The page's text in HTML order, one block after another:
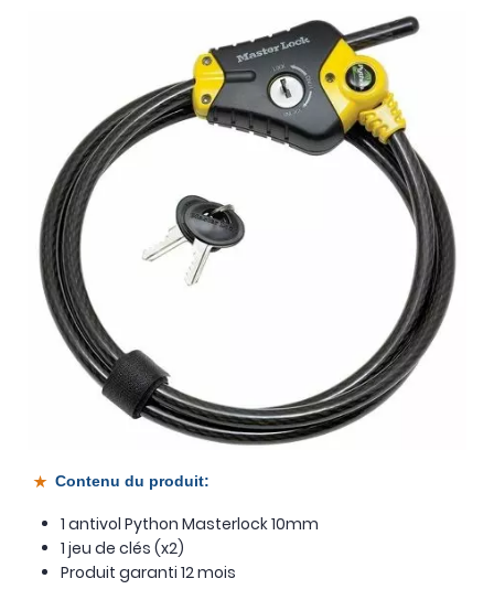
Contenu du produit:
1 antivol Python Masterlock 10mm
1 jeu de clés (x2)
Produit garanti 12 mois